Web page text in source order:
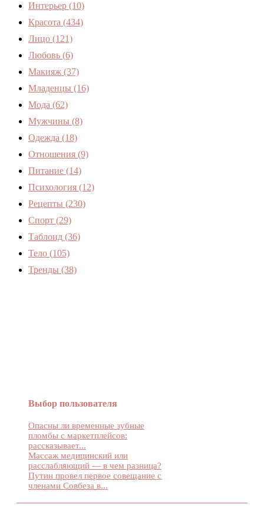
Интерьер (10)
Красота (434)
Лицо (121)
Любовь (6)
Макияж (37)
Младенцы (16)
Мода (62)
Мужчины (8)
Одежда (18)
Отношения (9)
Питание (14)
Психология (12)
Рецепты (230)
Спорт (29)
Таблоид (36)
Тело (105)
Тренды (38)
Выбор пользователя
Опасны ли временные зубные
пломбы с маркетплейсов:
рассказывает...
Массаж медицинский или
расслабляющий — в чем разница?
Путин провел первое совещание с
членами Совбеза в...